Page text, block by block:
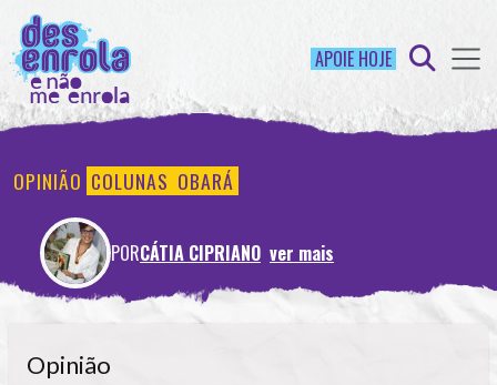
APOIE HOJE
OPINIÃO COLUNAS OBARÁ
PORCÁTIA CIPRIANO ver mais
Opinião